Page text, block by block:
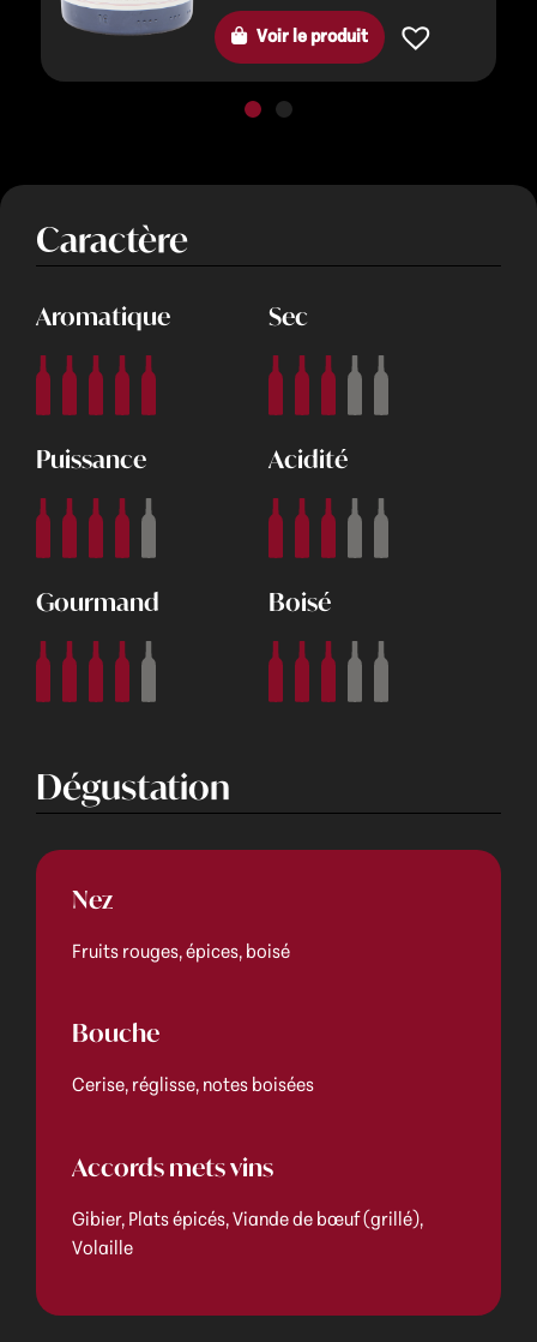
Voir le produit
Caractère
Aromatique Sec
Puissance Acidité
Gourmand Boisé
Dégustation
Nez
Fruits rouges, épices, boisé
Bouche
Cerise, réglisse, notes boisées
Accords mets vins
Gibier, Plats épicés, Viande de bœuf (grillé),
Volaille